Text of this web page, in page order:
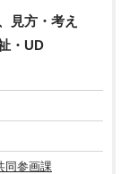
見方・考え
・UD
同参画課